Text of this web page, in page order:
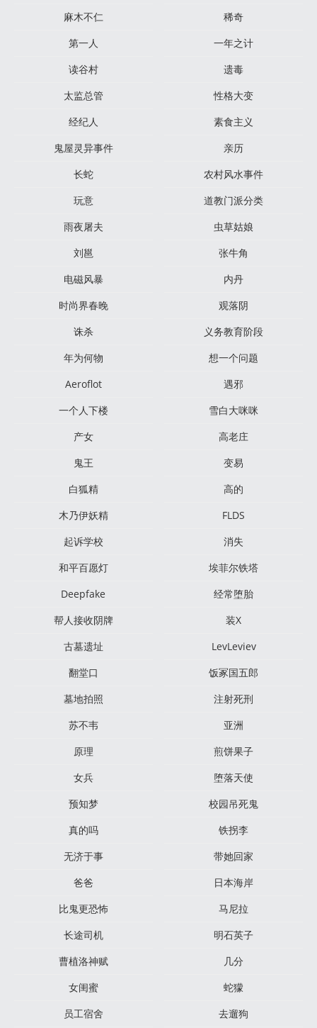
麻木不仁
稀奇
第一人
一年之计
读谷村
遗毒
太监总管
性格大变
经纪人
素食主义
鬼屋灵异事件
亲历
长蛇
农村风水事件
玩意
道教门派分类
雨夜屠夫
虫草姑娘
刘邕
张牛角
电磁风暴
内丹
时尚界春晚
观落阴
诛杀
义务教育阶段
年为何物
想一个问题
Aeroflot
遇邪
一个人下楼
雪白大咪咪
产女
高老庄
鬼王
变易
白狐精
高的
木乃伊妖精
FLDS
起诉学校
消失
和平百愿灯
埃菲尔铁塔
Deepfake
经常堕胎
帮人接收阴牌
装X
古墓遗址
LevLeviev
翻堂口
饭冢国五郎
墓地拍照
注射死刑
苏不韦
亚洲
原理
煎饼果子
女兵
堕落天使
预知梦
校园吊死鬼
真的吗
铁拐李
无济于事
带她回家
爸爸
日本海岸
比鬼更恐怖
马尼拉
长途司机
明石英子
曹植洛神赋
几分
女闺蜜
蛇獴
员工宿舍
去遛狗